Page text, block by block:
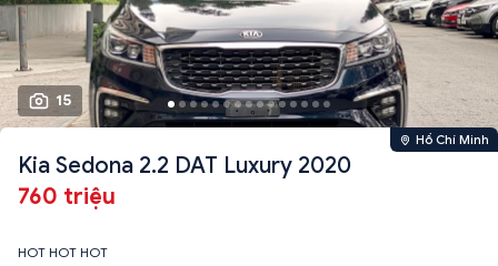
15
Hồ Chí Minh
Kia Sedona 2.2 DAT Luxury 2020
760 triệu
HOT HOT HOT